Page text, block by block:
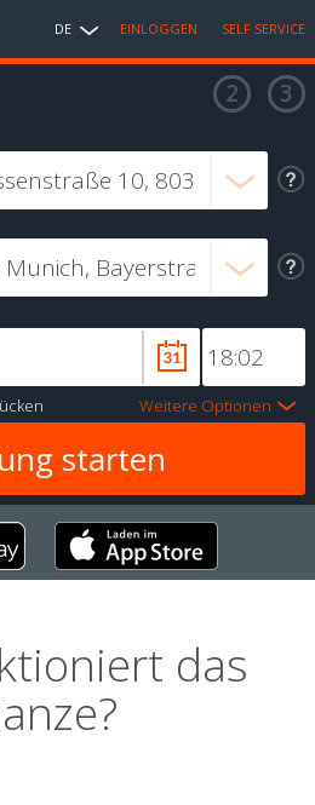
DE EINLOGGEN SELF SERVICE
Weitere Optionen
das